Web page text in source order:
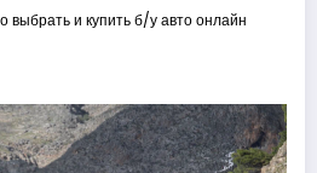
выбрать и купить б/у авто онлайн